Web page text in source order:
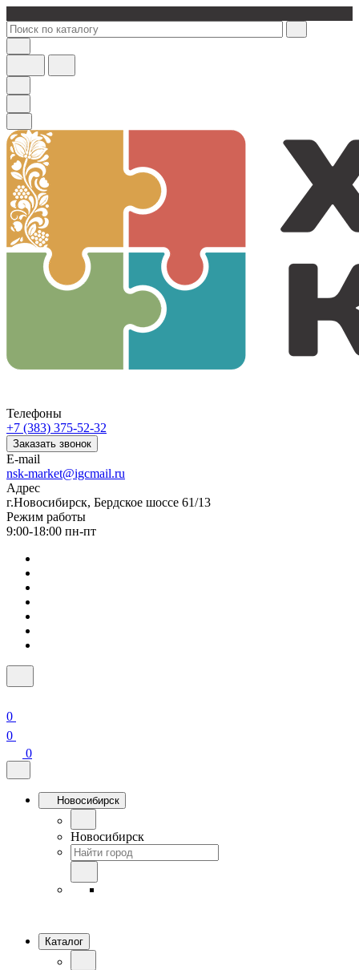
Телефоны
+7 (383) 375-52-32
Заказать звонок
E-mail
nsk-market@igcmail.ru
Адрес
г.Новосибирск, Бердское шоссе 61/13
Режим работы
9:00-18:00 пн-пт
0
0
0
Новосибирск
Новосибирск
Каталог